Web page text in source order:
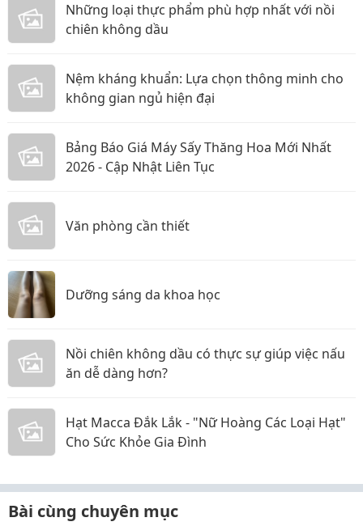
Những loại thực phẩm phù hợp nhất với nồi
chiên không dầu
Nệm kháng khuẩn: Lựa chọn thông minh cho
không gian ngủ hiện đại
Bảng Báo Giá Máy Sấy Thăng Hoa Mới Nhất
2026 - Cập Nhật Liên Tục
Văn phòng cần thiết
Dưỡng sáng da khoa học
Nồi chiên không dầu có thực sự giúp việc nấu
ăn dễ dàng hơn?
Hạt Macca Đắk Lắk - "Nữ Hoàng Các Loại Hạt"
Cho Sức Khỏe Gia Đình
Bài cùng chuyên mục